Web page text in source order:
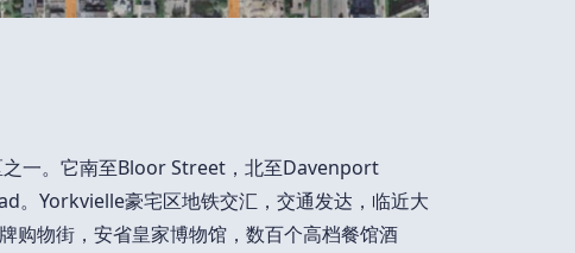
之一。它南至Bloor Street，北至Davenport
。Yorkvielle豪宅区地铁交汇，交通发达，临近大
购物街，安省皇家博物馆，数百个高档餐馆酒